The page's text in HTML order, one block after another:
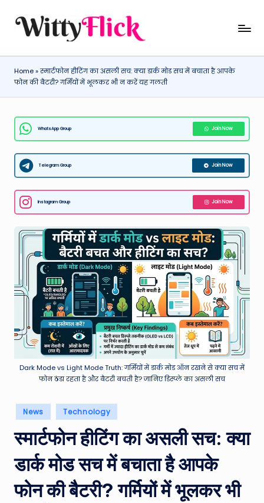
W
it
ty
Fl
ic
k:
L
a
t
e
st
W
a
h
er
e
h
&
M
WittyFlick:
Tech
News
Around
World
Home»स्मार्टफोन हीटिंग का असली सच: क्या डार्क मोड सच में बचाता है आपके
फोन की बैटरी? गर्मियों में भूलकर भी न करें यह गलती
WhatsApp Group Join Now
Telegram Group Join Now
Instagram Group Join Now
Dark Mode vs Light Mode Truth: गर्मियों में डार्क मोड ऑन रखने से क्या सच में
फोन ठंडा रहता है और बैटरी बचती है? जानिए डिस्प्ले का असली सच
Posted
in
News Technology
स्मार्टफोन हीटिंग का असली सच: क्या
डार्क मोड सच में बचाता है आपके
फोन की बैटरी? गर्मियों में भूलकर भी